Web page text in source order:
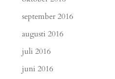
september 2016
augusti 2016
juli 2016
juni 2016